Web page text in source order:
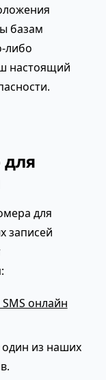
базам
либо
настоящий
для
записей
онлайн
из наших